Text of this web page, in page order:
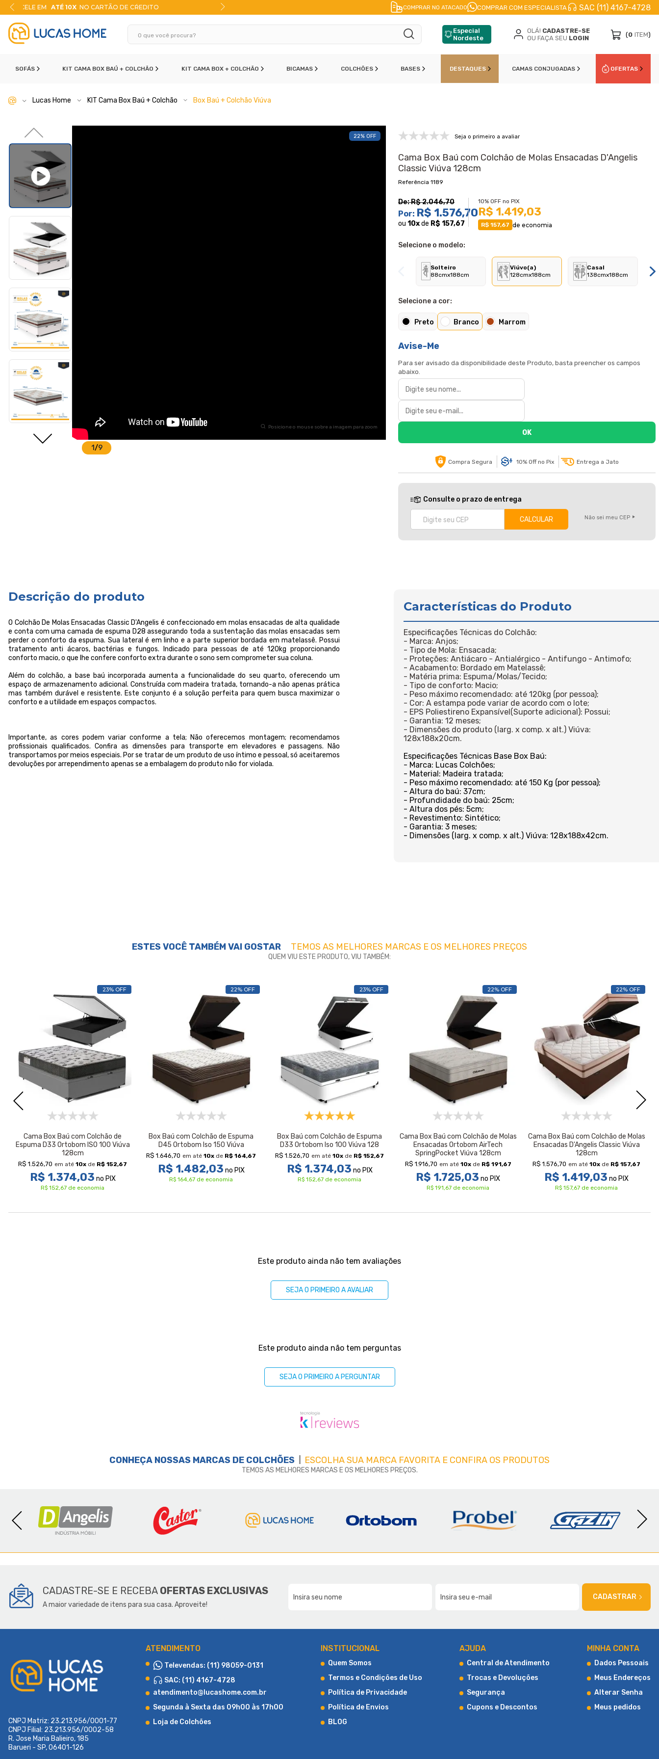
10% DE DESCONTONO PIX PARCELE EMATÉ 10XNO CARTÃO DE CŔEDITO
COMPRAR NO ATACADO COMPRAR COM ESPECIALISTA SAC (11) 4167-4728
Especial
Nordeste
OLÁ! CADASTRE-SE
OU FAÇA SEU LOGIN (0 ITEM)
SOFÁS KIT CAMA BOX BAÚ + COLCHÃO KIT CAMA BOX + COLCHÃO BICAMAS COLCHÕES BASES DESTAQUES CAMAS CONJUGADAS OFERTAS
Lucas Home KIT Cama Box Baú + Colchão Box Baú + Colchão Viúva
22% OFF
1/9
Posicione o mouse sobre a imagem para zoom
Seja o primeiro a avaliar
Cama Box Baú com Colchão de Molas Ensacadas D'Angelis
Classic Viúva 128cm
1189
De:R$ 2.046,70
Por: R$ 1.576,70
ou 10xde R$ 157,67
10% OFF no PIX
R$ 1.419,03
R$ 157,67 de economia
Selecione o modelo:
Solteiro
88cmx188cm
Viúvo(a)
128cmx188cm
Casal
138cmx188cm
Selecione a cor:
Preto Branco Marrom
Avise-Me
Para ser avisado da disponibilidade deste Produto, basta preencher os campos
abaixo.
Compra Segura 10% Off no Pix Entrega a Jato
Consulte o prazo de entrega
Não sei meu CEP
Descrição do produto
O Colchão De Molas Ensacadas Classic D'Angelis é confeccionado em molas ensacadas de alta qualidade
e conta com uma camada de espuma D28 assegurando toda a sustentação das molas ensacadas sem
perder o conforto da espuma. Sua lateral é em linho e a parte superior bordada em matelassê. Possui
tratamento anti ácaros, bactérias e fungos. Indicado para pessoas de até 120kg proporcionando
conforto macio, o que lhe confere conforto extra durante o sono sem comprometer sua coluna.
Além do colchão, a base baú incorporada aumenta a funcionalidade do seu quarto, oferecendo um
espaço de armazenamento adicional. Construída com madeira tratada, tornando-a não apenas prática
mas também durável e resistente. Este conjunto é a solução perfeita para quem busca maximizar o
conforto e a utilidade em espaços compactos.
Importante, as cores podem variar conforme a tela; Não oferecemos montagem; recomendamos
profissionais qualificados. Confira as dimensões para transporte em elevadores e passagens. Não
transportamos por meios especiais. Por se tratar de um produto de uso íntimo e pessoal, só aceitaremos
devoluções por arrependimento apenas se a embalagem do produto não for violada.
Características do Produto
Especificações Técnicas do Colchão:
- Marca: Anjos;
- Tipo de Mola: Ensacada;
- Proteções: Antiácaro - Antialérgico - Antifungo - Antimofo;
- Acabamento: Bordado em Matelassê;
- Matéria prima: Espuma/Molas/Tecido;
- Tipo de conforto: Macio;
- Peso máximo recomendado: até 120kg (por pessoa);
- Cor: A estampa pode variar de acordo com o lote;
- EPS Poliestireno Expansível(Suporte adicional): Possui;
- Garantia: 12 meses;
- Dimensões do produto (larg. x comp. x alt.) Viúva:
128x188x20cm.
Especificações Técnicas Base Box Baú:
- Marca: Lucas Colchões;
- Material: Madeira tratada;
- Peso máximo recomendado: até 150 Kg (por pessoa);
- Altura do baú: 37cm;
- Profundidade do baú: 25cm;
- Altura dos pés: 5cm;
- Revestimento: Sintético;
- Garantia: 3 meses;
- Dimensões (larg. x comp. x alt.) Viúva: 128x188x42cm.
ESTES VOCÊ TAMBÉM VAI GOSTAR TEMOS AS MELHORES MARCAS E OS MELHORES PREÇOS
QUEM VIU ESTE PRODUTO, VIU TAMBÉM:
23% OFF
Cama Box Baú com Colchão de
Espuma D33 Ortobom ISO 100 Viúva
128cm
R$ 1.526,70 em até 10x de R$ 152,67
R$ 1.374,03 no PIX
R$ 152,67 de economia
22% OFF
Box Baú com Colchão de Espuma
D45 Ortobom Iso 150 Viúva
R$ 1.646,70 em até 10x de R$ 164,67
R$ 1.482,03 no PIX
R$ 164,67 de economia
23% OFF
Box Baú com Colchão de Espuma
D33 Ortobom Iso 100 Viúva 128
R$ 1.526,70 em até 10x de R$ 152,67
R$ 1.374,03 no PIX
R$ 152,67 de economia
22% OFF
Cama Box Baú com Colchão de Molas
Ensacadas Ortobom AirTech
SpringPocket Viúva 128cm
R$ 1.916,70 em até 10xde R$ 191,67
R$ 1.725,03 no PIX
R$ 191,67 de economia
22% OFF
Cama Box Baú com Colchão de Molas
Ensacadas D'Angelis Classic Viúva
128cm
R$ 1.576,70 em até 10x de R$ 157,67
R$ 1.419,03 no PIX
R$ 157,67 de economia
Este produto ainda não tem avaliações
SEJA O PRIMEIRO A AVALIAR
Este produto ainda não tem perguntas
SEJA O PRIMEIRO A PERGUNTAR
CONHEÇA NOSSAS MARCAS DE COLCHÕES ESCOLHA SUA MARCA FAVORITA E CONFIRA OS PRODUTOS
TEMOS AS MELHORES MARCAS E OS MELHORES PREÇOS.
SOBRE A LUCAS HOME
CONHEÇA UM POUCO MAIS SOBRE A LUCAS HOME
CADASTRE-SE E RECEBA OFERTAS EXCLUSIVAS
A maior variedade de itens para sua casa. Aproveite!
CADASTRAR
CNPJ Matriz: 23.213.956/0001-77
CNPJ Filial: 23.213.956/0002-58
R. Jose Maria Balieiro, 185
Barueri - SP, 06401-126
ATENDIMENTO
Televendas: (11) 98059-0131
SAC: (11) 4167-4728
atendimento@lucashome.com.br
Segunda à Sexta das 09h00 às 17h00
Loja de Colchões
INSTITUCIONAL
Quem Somos
Termos e Condições de Uso
Política de Privacidade
Política de Envios
BLOG
AJUDA
Central de Atendimento
Trocas e Devoluções
Segurança
Cupons e Descontos
MINHA CONTA
Dados Pessoais
Meus Endereços
Alterar Senha
Meus pedidos